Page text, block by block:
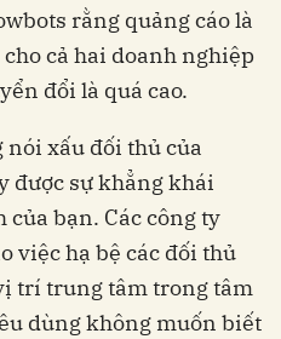
rằng quảng cáo là
cả hai doanh nghiệp
đổi là quá cao.
xấu đối thủ của
được sự khẳng khái
bạn. Các công ty
việc hạ bệ các đối thủ
trí trung tâm trong tâm
dùng không muốn biết